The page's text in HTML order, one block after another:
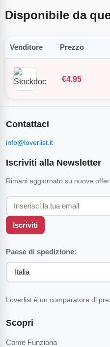
Disponibile da
Venditore Prezzo
€4.95
Scopri
Come Funziona
Contattaci
info@loverlist.it
Iscriviti alla Newsletter
Rimani aggiornato su nuove
Iscriviti
Paese di spedizione:
Loverlist è un comparatore di